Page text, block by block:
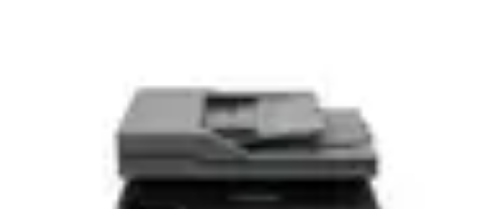
Astuces du Quotidien